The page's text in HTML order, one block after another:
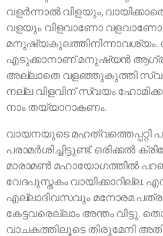
വളര്‍ന്നാല്‍ വിളയും,
വളയും വിളവാണോ വളവാണോ
മനുഷ്യകുലത്തിനിന്നാവശ്യം.
എടുക്കാനാണ് മനുഷ്യന്‍
അല്ലാതെ വളഞ്ഞുകുത്തി
നല്ല വിളവിന് സ്വയം
നാം തയ്യാറാകണം.
വായനയുടെ മഹത്വത്തെപ്പറ്റി
പരാമർശിച്ചിട്ടുണ്ട്. ഒരിക്കല്‍
മാരാമണ്‍ മഹായോഗത്തില്‍
വേദപുസ്തകം വായിക്കാറില്ല.
എല്ലാദിവസവും മനോരമ പത്രം
കേട്ടവരെല്ലാം അന്തം വിട്ടു.
വാചകത്തിലൂടെ തിരുമേനി